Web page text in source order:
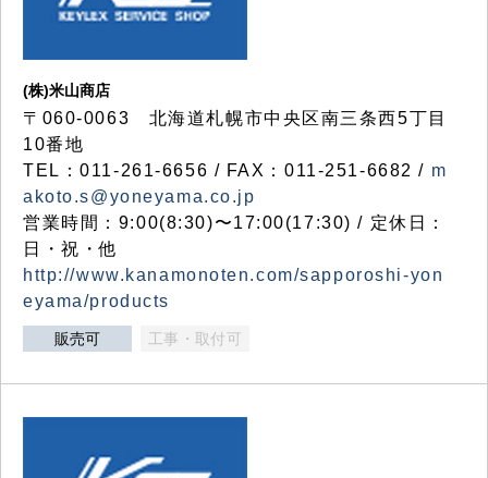
(株)米山商店
〒060-0063 北海道札幌市中央区南三条西5丁目
10番地
TEL：011-261-6656 / FAX：011-251-6682 / m
akoto.s@yoneyama.co.jp
営業時間：9:00(8:30)〜17:00(17:30) / 定休日：
日・祝・他
http://www.kanamonoten.com/sapporoshi-yon
eyama/products
販売可 工事・取付可